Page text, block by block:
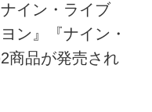
イン・ライブ
ン』『ナイン・
商品が発売され